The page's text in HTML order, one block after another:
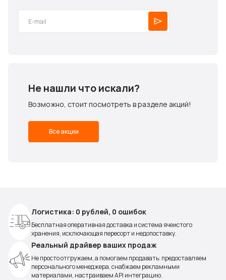
Не нашли что искали?
Возможно, стоит посмотреть в разделе акций!
Все акции
Логистика: 0 рублей, 0 ошибок
Бесплатная оперативная доставка и система ячеистого
хранения, исключающая пересорт и недопоставку.
Реальный драйвер ваших продаж
Не просто отгружаем, а помогаем продавать: предоставляем
персонального менеджера, снабжаем рекламными
материалами, настраиваем API интеграцию.